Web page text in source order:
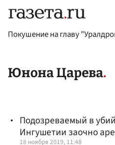
Покушение на главу
Юнона Царева
Подозреваемый в
Ингушетии заочно
18 ноября 2019, 11:48